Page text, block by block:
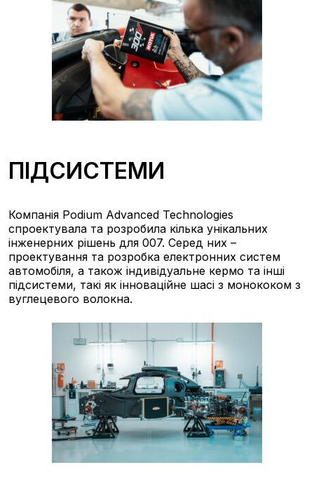
ПІДСИСТЕМИ
Компанія Podium Advanced Technologies
спроектувала та розробила кілька унікальних
інженерних рішень для 007. Серед них –
проектування та розробка електронних систем
автомобіля, а також індивідуальне кермо та інші
підсистеми, такі як інноваційне шасі з монококом з
вуглецевого волокна.